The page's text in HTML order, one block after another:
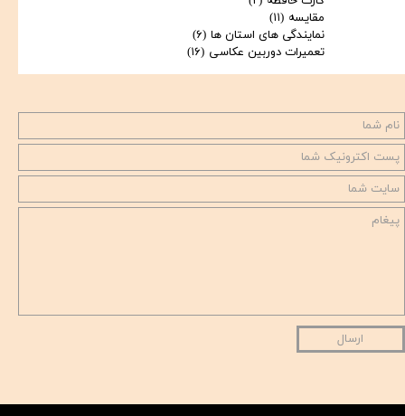
ارسال
مقایسه (۱۱)
نمایندگی های استان ها (۶)
تعمیرات دوربین عکاسی (۱۶)